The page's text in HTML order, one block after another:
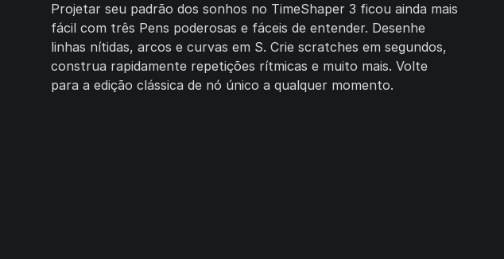
Projetar seu padrão dos sonhos no TimeShaper 3 ficou ainda mais
fácil com três Pens poderosas e fáceis de entender. Desenhe
linhas nítidas, arcos e curvas em S. Crie scratches em segundos,
construa rapidamente repetições rítmicas e muito mais. Volte
para a edição clássica de nó único a qualquer momento.